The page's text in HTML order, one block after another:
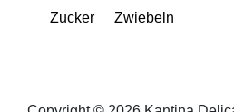
Zucker
Zwiebeln